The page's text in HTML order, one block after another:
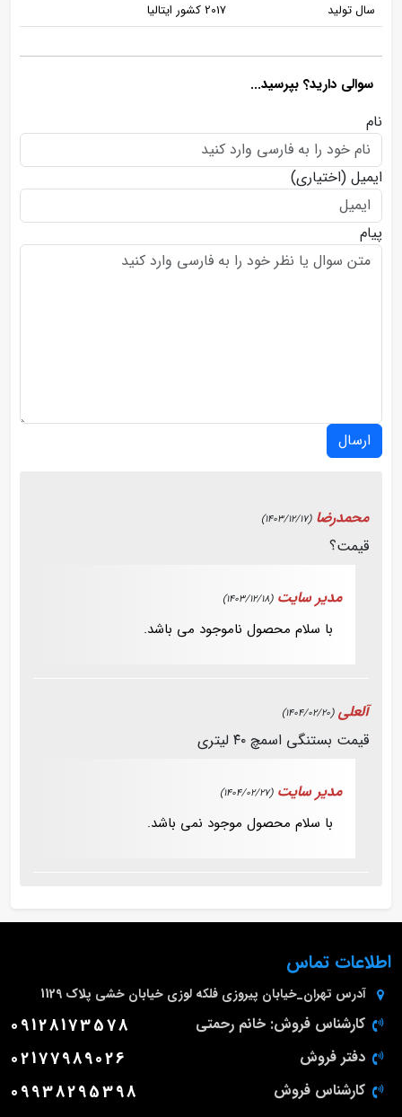
سال تولید
2017 کشور ایتالیا
سوالی دارید؟ بپرسید...
نام
ایمیل (اختیاری)
پیام
ارسال
محمدرضا (1403/12/17)
قیمت؟
مدیر سایت (1403/12/18)
با سلام محصول ناموجود می باشد.
آلعلی (1404/02/20)
قیمت بستنگی اسمچ ۴۰ لیتری
مدیر سایت (1404/02/27)
با سلام محصول موجود نمی باشد.
اطلاعات تماس
آدرس تهران_خیابان پیروزی فلکه لوزی خیابان خشی پلاک 1129
کارشناس فروش: خانم رحمتی 09128173578
دفتر فروش 02177989026
کارشناس فروش 09938295398